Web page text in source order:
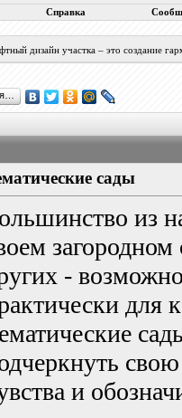
Справка
дизайн участка – это создание
сады
из
-
для
и